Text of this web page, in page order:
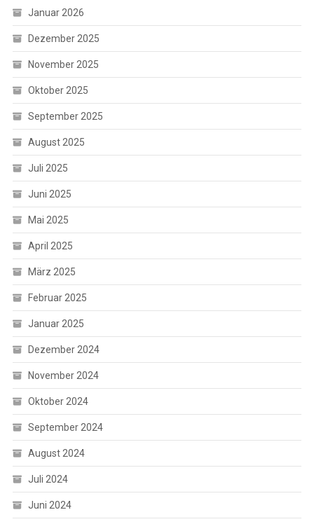
Januar 2026
Dezember 2025
November 2025
Oktober 2025
September 2025
August 2025
Juli 2025
Juni 2025
Mai 2025
April 2025
März 2025
Februar 2025
Januar 2025
Dezember 2024
November 2024
Oktober 2024
September 2024
August 2024
Juli 2024
Juni 2024